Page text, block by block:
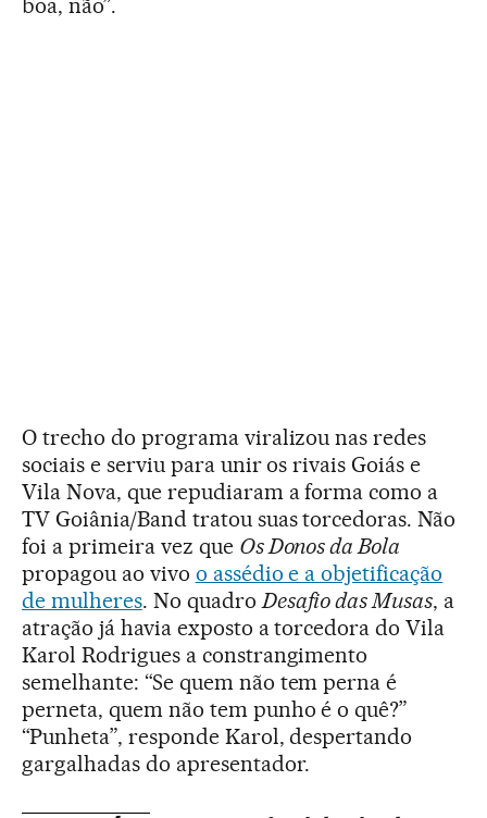
O trecho do programa viralizou nas redes
sociais e serviu para unir os rivais Goiás e
Vila Nova, que repudiaram a forma como a
TV Goiânia/Band tratou suas torcedoras. Não
foi a primeira vez que Os Donos da Bola
propagou ao vivo o assédio e a objetificação
de mulheres. No quadro Desafio das Musas, a
atração já havia exposto a torcedora do Vila
Karol Rodrigues a constrangimento
semelhante: “Se quem não tem perna é
perneta, quem não tem punho é o quê?”
“Punheta”, responde Karol, despertando
gargalhadas do apresentador.